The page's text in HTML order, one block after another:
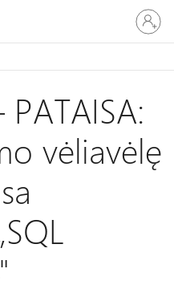
prie
paskyros
PATAISA:
vėliavėlę